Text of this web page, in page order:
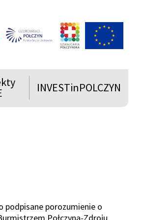
Szwajcaria
Połczyńska
Rozwiń
menu
INVESTinPOLCZYN
podpisane porozumienie o